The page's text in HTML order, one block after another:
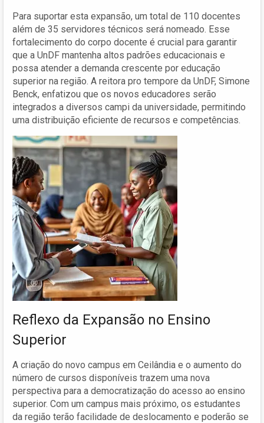
Para suportar esta expansão, um total de 110 docentes
além de 35 servidores técnicos será nomeado. Esse
fortalecimento do corpo docente é crucial para garantir
que a UnDF mantenha altos padrões educacionais e
possa atender a demanda crescente por educação
superior na região. A reitora pro tempore da UnDF, Simone
Benck, enfatizou que os novos educadores serão
integrados a diversos campi da universidade, permitindo
uma distribuição eficiente de recursos e competências.
Reflexo da Expansão no Ensino
Superior
A criação do novo campus em Ceilândia e o aumento do
número de cursos disponíveis trazem uma nova
perspectiva para a democratização do acesso ao ensino
superior. Com um campus mais próximo, os estudantes
da região terão facilidade de deslocamento e poderão se